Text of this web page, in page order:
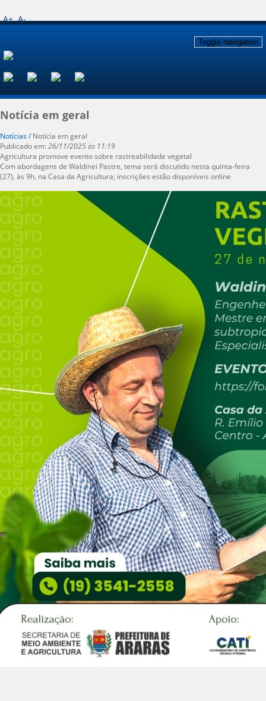
A+ A-
Toggle navigation
Notícia em geral
Notícias /Notícia em geral
Publicado em:26/11/2025 às 11:19
Agricultura promove evento sobre rastreabilidade vegetal
Com abordagens de Waldinei Pastre, tema será discutido nesta quinta-feira
(27), às 9h, na Casa da Agricultura; inscrições estão disponíveis online